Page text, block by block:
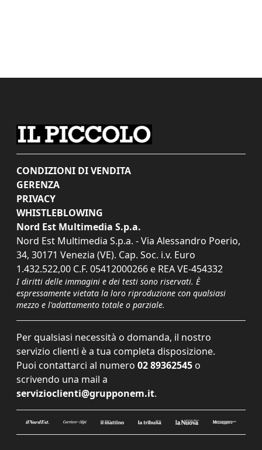
CONDIZIONI DI VENDITA
GERENZA
PRIVACY
WHISTLEBLOWING
Nord Est Multimedia S.p.a.
Nord Est Multimedia S.p.a. - Via Alessandro Poerio,
34, 30171 Venezia (VE). Cap. Soc. i.v. Euro
1.432.522,00 C.F. 05412000266 e REA VE-454332
I diritti delle immagini e dei testi sono riservati. È
espressamente vietata la loro riproduzione con qualsiasi
mezzo e l'adattamento totale o parziale.
Per qualsiasi necessità o domanda, il nostro
servizio clienti è a tua completa disposizione.
Puoi contattarci al numero 02 89362545 o
scrivendo una mail a
servizioclienti@grupponem.it.